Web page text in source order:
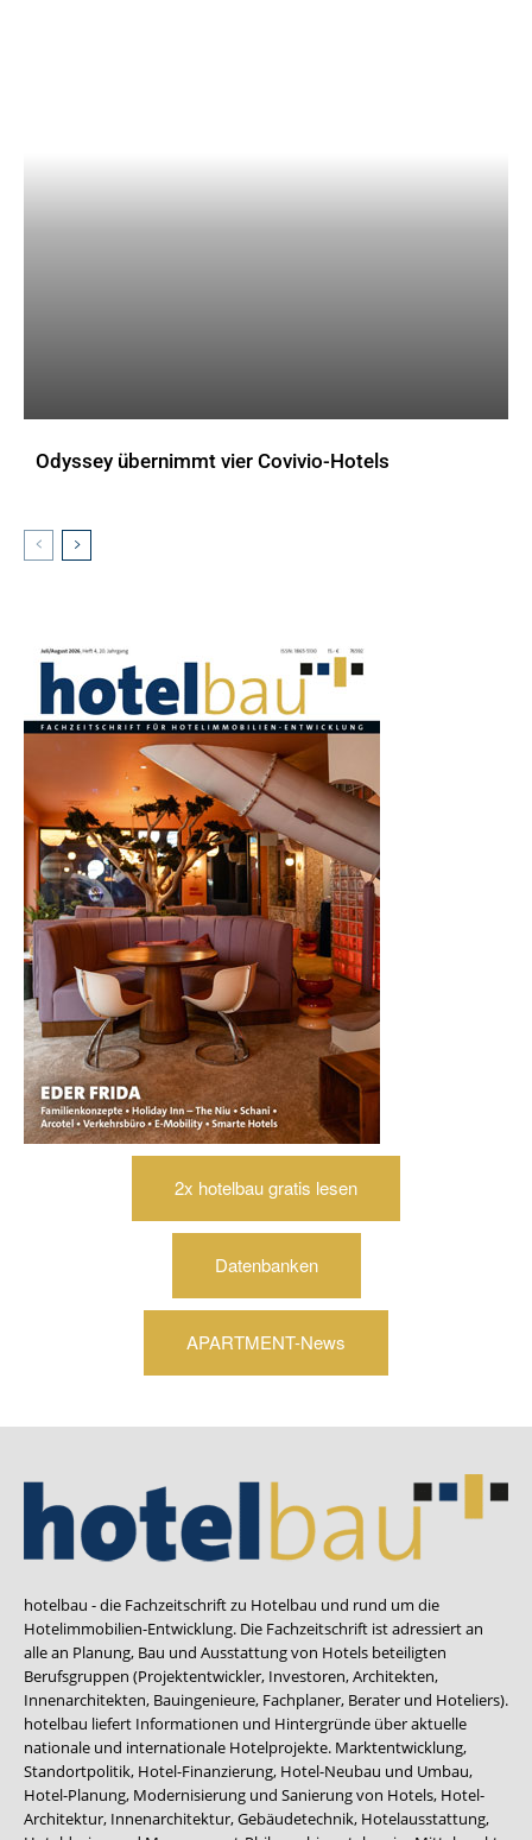
Odyssey übernimmt vier Covivio-Hotels
2x hotelbau gratis lesen
Datenbanken
APARTMENT-News
hotelbau - die Fachzeitschrift zu Hotelbau und rund um die
Hotelimmobilien-Entwicklung. Die Fachzeitschrift ist adressiert an
alle an Planung, Bau und Ausstattung von Hotels beteiligten
Berufsgruppen (Projektentwickler, Investoren, Architekten,
Innenarchitekten, Bauingenieure, Fachplaner, Berater und Hoteliers).
hotelbau liefert Informationen und Hintergründe über aktuelle
nationale und internationale Hotelprojekte. Marktentwicklung,
Standortpolitik, Hotel-Finanzierung, Hotel-Neubau und Umbau,
Hotel-Planung, Modernisierung und Sanierung von Hotels, Hotel-
Architektur, Innenarchitektur, Gebäudetechnik, Hotelausstattung,